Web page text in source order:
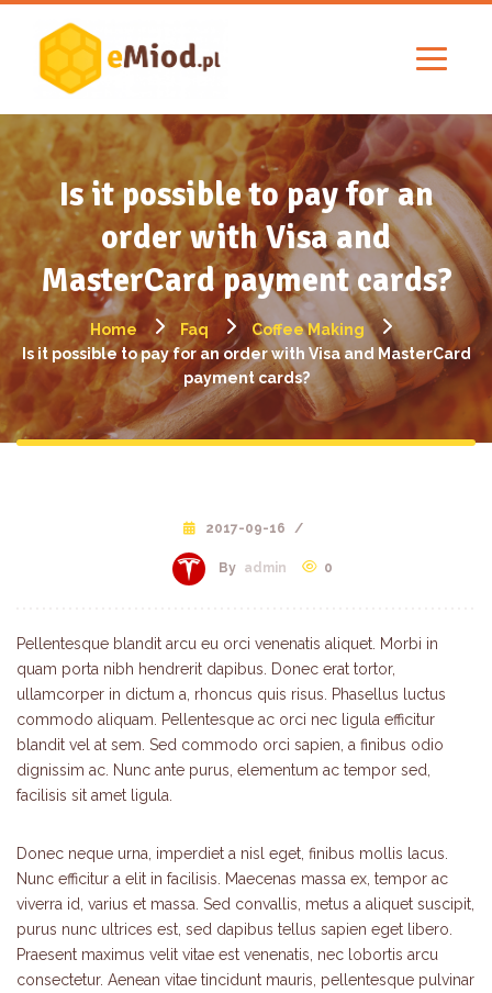
Is it possible to pay for an
order with Visa and
MasterCard payment cards?
Home Faq
Coffee Making
Is it possible to pay for an order with Visa and MasterCard
payment cards?
2017-09-16 /
By admin 0
Pellentesque blandit arcu eu orci venenatis aliquet. Morbi in
quam porta nibh hendrerit dapibus. Donec erat tortor,
ullamcorper in dictum a, rhoncus quis risus. Phasellus luctus
commodo aliquam. Pellentesque ac orci nec ligula efficitur
blandit vel at sem. Sed commodo orci sapien, a finibus odio
dignissim ac. Nunc ante purus, elementum ac tempor sed,
facilisis sit amet ligula.
Donec neque urna, imperdiet a nisl eget, finibus mollis lacus.
Nunc efficitur a elit in facilisis. Maecenas massa ex, tempor ac
viverra id, varius et massa. Sed convallis, metus a aliquet suscipit,
purus nunc ultrices est, sed dapibus tellus sapien eget libero.
Praesent maximus velit vitae est venenatis, nec lobortis arcu
consectetur. Aenean vitae tincidunt mauris, pellentesque pulvinar